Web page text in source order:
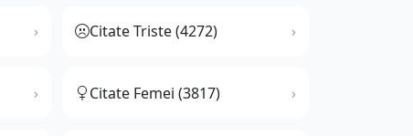
Citate Triste (4272)
Citate Femei (3817)